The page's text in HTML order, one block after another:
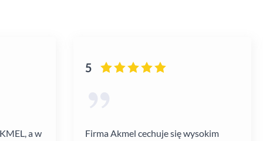
a w
5
Firma Akmel cechuje się wysokim